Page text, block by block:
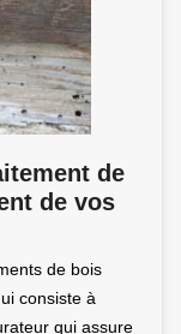
de
de vos
de bois
consiste à
qui assure